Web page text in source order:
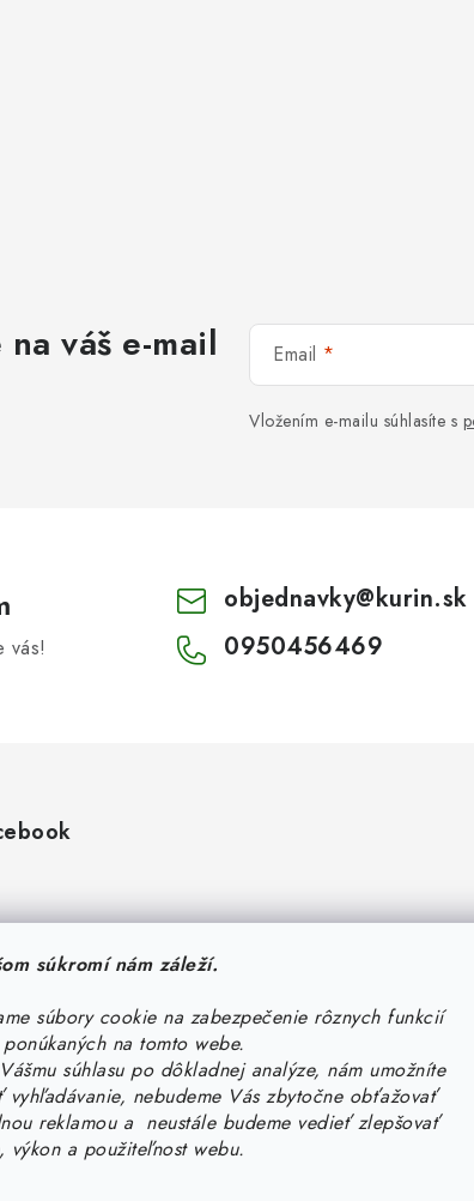
súkromí nám záleží.
súbory cookie na zabezpečenie rôznych funkcií
na tomto webe.
súhlasu po dôkladnej analýze, nám umožníte
vyhľadávanie, nebudeme Vás zbytočne obťažovať
reklamou a neustále budeme vedieť zlepšovať
výkon a použiteľnost webu.
váš e-mail Email
Vložením e-mailu súhlasíte s
vás!
objednavky@kurin.sk
0950456469